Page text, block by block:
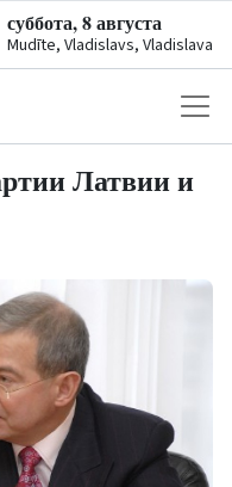
суббота, 8 августа
Mudīte, Vladislavs, Vladislava
Латвии и